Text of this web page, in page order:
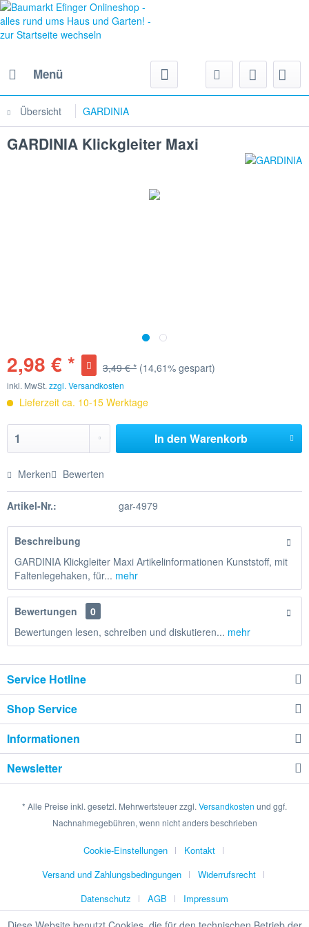
Menü
Übersicht GARDINIA
GARDINIA Klickgleiter Maxi
2,98 € * 3,49 € * (14,61% gespart)
inkl. MwSt. zzgl. Versandkosten
Lieferzeit ca. 10-15 Werktage
In den Warenkorb
Merken Bewerten
Artikel-Nr.: gar-4979
Beschreibung
GARDINIA Klickgleiter Maxi Artikelinformationen Kunststoff, mit
Faltenlegehaken, für... mehr
Bewertungen
0
Bewertungen lesen, schreiben und diskutieren... mehr
Service Hotline
Shop Service
Informationen
Newsletter
* Alle Preise inkl. gesetzl. Mehrwertsteuer zzgl. Versandkosten und ggf.
Nachnahmegebühren, wenn nicht anders beschrieben
Cookie-Einstellungen
Kontakt
Versand und Zahlungsbedingungen
Widerrufsrecht
Datenschutz
AGB Impressum